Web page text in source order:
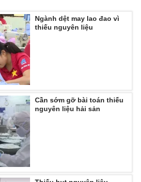
Shorts video
VTV Thể thao
Bất động sản
Tấm lòng Việt
Vươn mình bằng AI
VTV8
English
Ngành dệt may lao đao vì
thiếu nguyên liệu
Cần sớm gỡ bài toán thiếu
nguyên liệu hải sản